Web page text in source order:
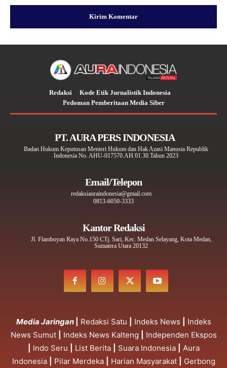
Redaksi
Kode Etik Jurnalistik Indonesia
Pedoman Pemberitaan Media Siber
PT. AURA PERS INDONESIA
Badan Hukum Keputusan Menteri Hukum dan Hak Azasi Manusia Republik
Indonesia No. AHU-017570.AH.01.30.Tahun 2023
Email/Telepon
redaksiauraindonesia@gmail.com
0813-6050-3333
Kantor Redaksi
Jl. Flamboyan Raya No.150 CTj. Sari, Kec. Medan Selayang, Kota Medan,
Sumatera Utara 20132
Media Jaringan Redaksi Satu Indeks News
Indeks
News Sumut
Indeks News Kalteng
Independen Ekspos
Indo Seru List Berita Suara Indonesia
Aura
Indonesia
Pilar Merdeka Harian Masyarakat Gerbong